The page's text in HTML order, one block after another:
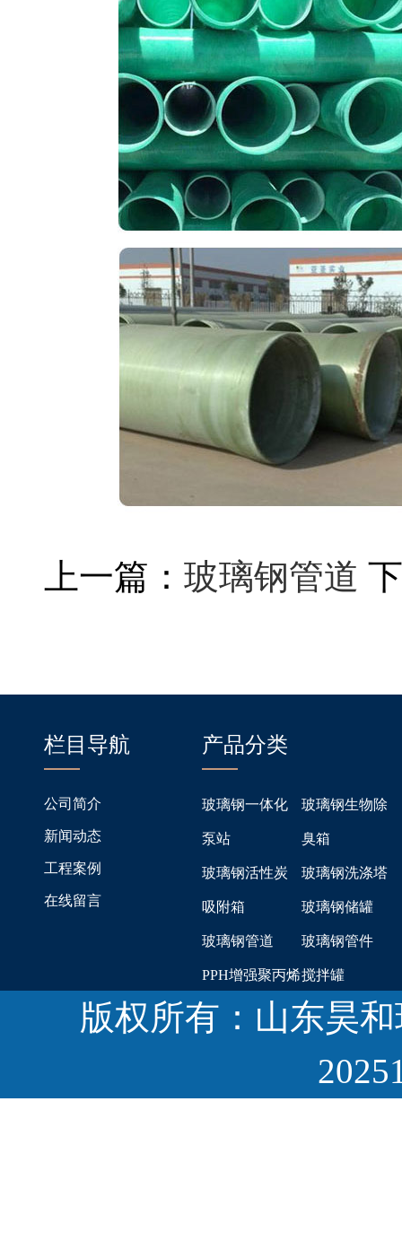
上一篇： 玻璃钢管道
栏目导航
公司简介
新闻动态
工程案例
在线留言
产品分类
玻璃钢一体化
泵站
玻璃钢生物除
臭箱
玻璃钢活性炭
吸附箱
玻璃钢洗涤塔
玻璃钢储罐
玻璃钢管道 玻璃钢管件
PPH增强聚丙烯
储罐
搅拌罐
HMPP一体化泵
版权所有：山东昊